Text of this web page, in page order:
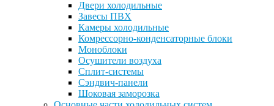
Двери холодильные
Завесы ПВХ
Камеры холодильные
Комрессорно-конденсаторные блоки
Моноблоки
Осушители воздуха
Сплит-системы
Сэндвич-панели
Шоковая заморозка